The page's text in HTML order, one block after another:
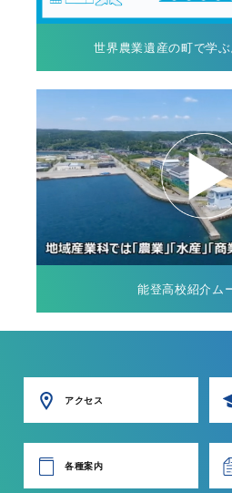
世界農業遺産の町で学
能登高校紹介ム
アクセス
各種案内